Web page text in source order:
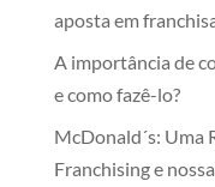
aposta em
A importância de
e como fazê-lo?
McDonald´s: Uma
Franchising e